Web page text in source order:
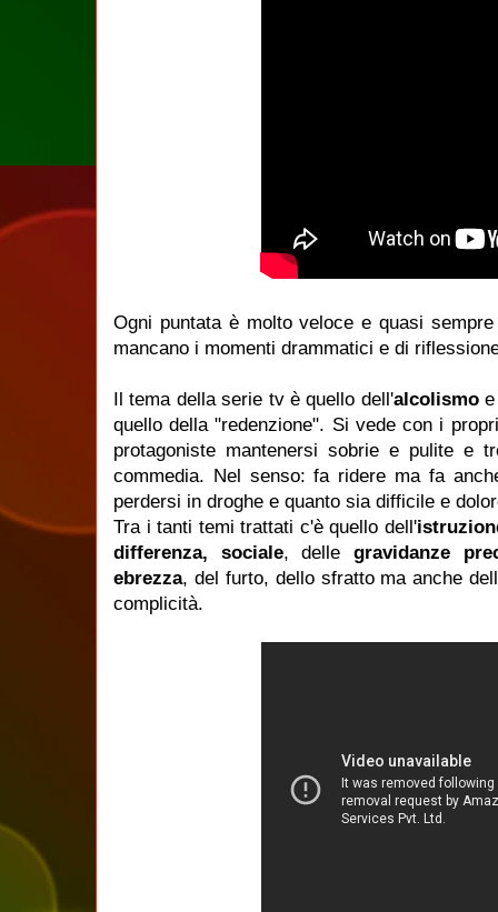
Ogni puntata è molto veloce e quasi
mancano i momenti drammatici e di
Il tema della serie tv è quello dell'alcolismoe
quello della "redenzione". Si vede con i
protagoniste mantenersi sobrie e pulite e
commedia. Nel senso: fa ridere ma fa
perdersi in droghe e quanto sia difficile e
Tra i tanti temi trattati c'è quello dell'
differenza, sociale, dellegravidanze
ebrezza, del furto, dello sfratto ma anche
complicità.